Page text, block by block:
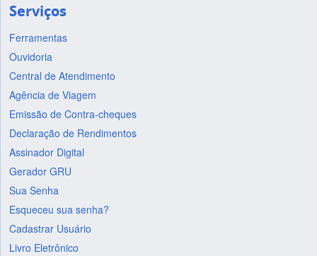
Serviços
Ferramentas
Ouvidoria
Central de Atendimento
Agência de Viagem
Emissão de Contra-cheques
Declaração de Rendimentos
Assinador Digital
Gerador GRU
Sua Senha
Esqueceu sua senha?
Cadastrar Usuário
Livro Eletrônico